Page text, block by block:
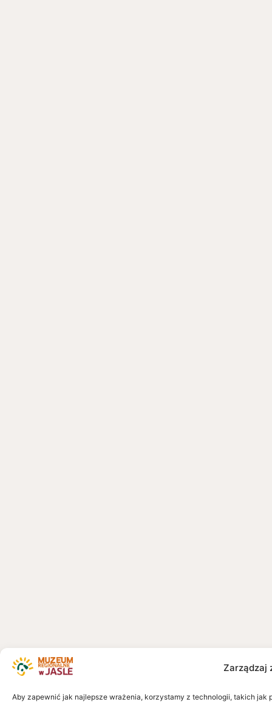
Zarządzaj
Aby zapewnić jak najlepsze wrażenia, korzystamy z technologii, takich